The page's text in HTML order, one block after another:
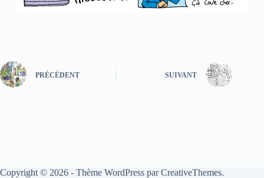
PRÉCÉDENT SUIVANT
Copyright © 2026 - Thème WordPress parCreativeThemes.